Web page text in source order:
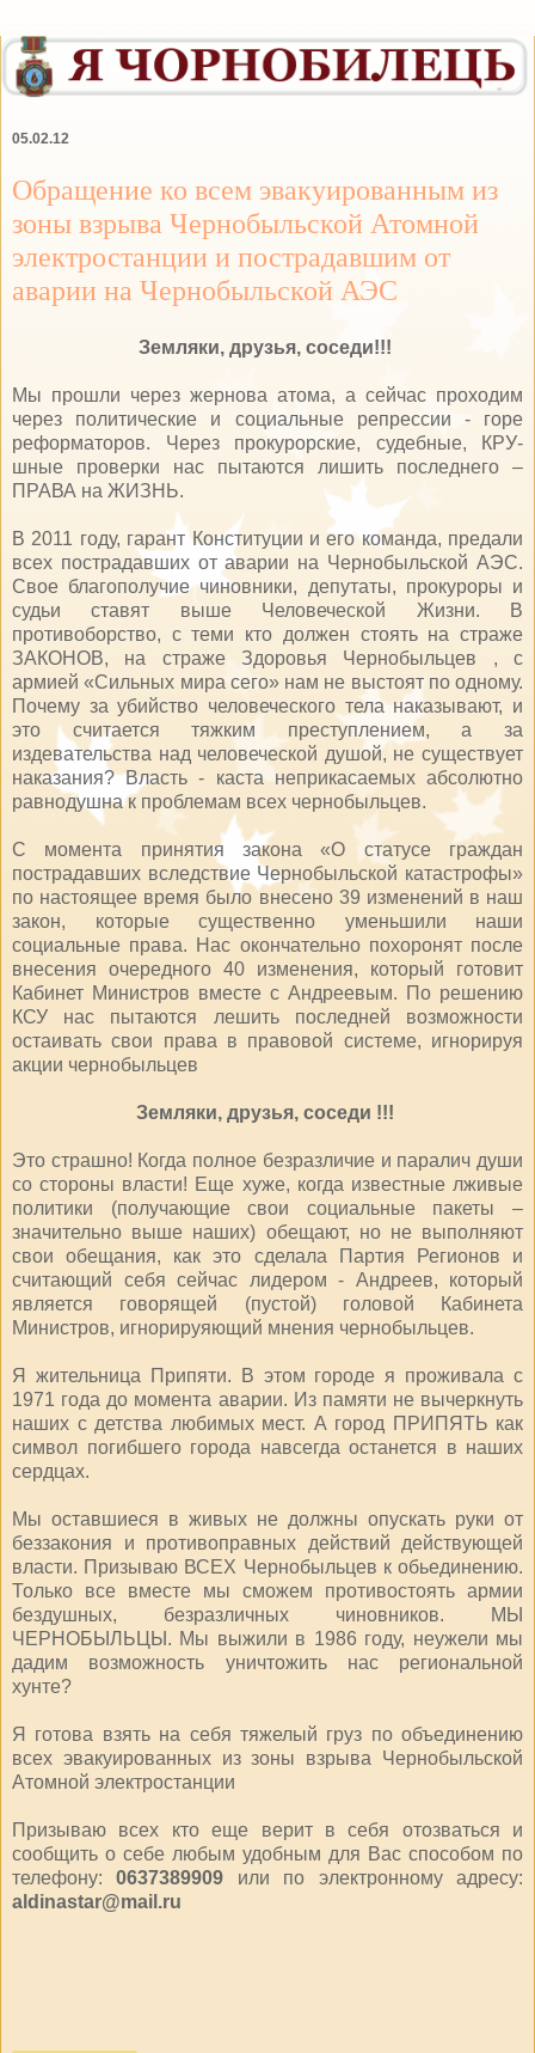
05.02.12
Обращение ко всем эвакуированным из
зоны взрыва Чернобыльской Атомной
электростанции и пострадавшим от
аварии на Чернобыльской АЭС
Земляки, друзья, соседи!!!
Мы прошли через жернова атома, а сейчас проходим
через политические и социальные репрессии - горе
реформаторов. Через прокурорские, судебные, КРУ-
шные проверки нас пытаются лишить последнего –
ПРАВА на ЖИЗНЬ.
В 2011 году, гарант Конституции и его команда, предали
всех пострадавших от аварии на Чернобыльской АЭС.
Свое благополучие чиновники, депутаты, прокуроры и
судьи ставят выше Человеческой Жизни. В
противоборство, с теми кто должен стоять на страже
ЗАКОНОВ, на страже Здоровья Чернобыльцев , с
армией «Сильных мира сего» нам не выстоят по одному.
Почему за убийство человеческого тела наказывают, и
это считается тяжким преступлением, а за
издевательства над человеческой душой, не существует
наказания? Власть - каста неприкасаемых абсолютно
равнодушна к проблемам всех чернобыльцев.
С момента принятия закона «О статусе граждан
пострадавших вследствие Чернобыльской катастрофы»
по настоящее время было внесено 39 изменений в наш
закон, которые существенно уменьшили наши
социальные права. Нас окончательно похоронят после
внесения очередного 40 изменения, который готовит
Кабинет Министров вместе с Андреевым. По решению
КСУ нас пытаются лешить последней возможности
остаивать свои права в правовой системе, игнорируя
акции чернобыльцев
Земляки, друзья, соседи !!!
Это страшно! Когда полное безразличие и паралич души
со стороны власти! Еще хуже, когда известные лживые
политики (получающие свои социальные пакеты –
значительно выше наших) обещают, но не выполняют
свои обещания, как это сделала Партия Регионов и
считающий себя сейчас лидером - Андреев, который
является говорящей (пустой) головой Кабинета
Министров, игнорируяющий мнения чернобыльцев.
Я жительница Припяти. В этом городе я проживала с
1971 года до момента аварии. Из памяти не вычеркнуть
наших с детства любимых мест. А город ПРИПЯТЬ как
символ погибшего города навсегда останется в наших
сердцах.
Мы оставшиеся в живых не должны опускать руки от
беззакония и противоправных действий действующей
власти. Призываю ВСЕХ Чернобыльцев к обьединению.
Только все вместе мы сможем противостоять армии
бездушных, безразличных чиновников. МЫ
ЧЕРНОБЫЛЬЦЫ. Мы выжили в 1986 году, неужели мы
дадим возможность уничтожить нас региональной
хунте?
Я готова взять на себя тяжелый груз по объединению
всех эвакуированных из зоны взрыва Чернобыльской
Атомной электростанции
Призываю всех кто еще верит в себя отозваться и
сообщить о себе любым удобным для Вас способом по
телефону: 0637389909 или по электронному адресу:
aldinastar@mail.ru